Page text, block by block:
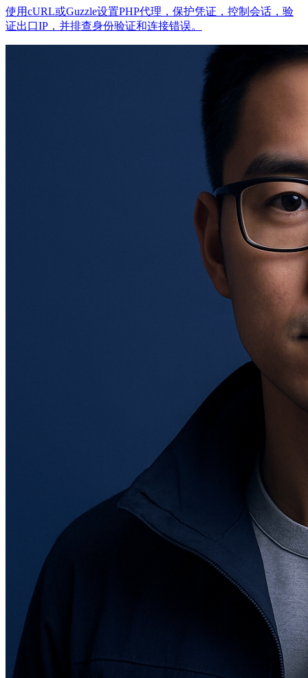
使用cURL或Guzzle设置PHP代理，保护凭证，控制会话，验
证出口IP，并排查身份验证和连接错误。